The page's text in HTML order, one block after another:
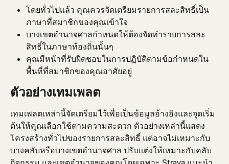
โดยทั่วไปแล้ว คุณควรจัดเตรียมรายการสละสิทธิ์เป็น
ภาษาที่สมาชิกของคุณเข้าใจ
บางเขตอำนาจศาลกำหนดให้ต้องจัดทำรายการสละ
สิทธิ์ในภาษาท้องถิ่นนั้นๆ
คุณมีหน้าที่รับผิดชอบในการปฏิบัติตามข้อกำหนดใน
พื้นที่ที่สมาชิกของคุณอาศัยอยู่
ตัวอย่างเทมเพลต
เทมเพลตเหล่านี้จัดเตรียมไว้เพื่อเป็นข้อมูลอ้างอิงและจุดเริ่ม
ต้นให้คุณเลือกใช้ตามความสะดวก ตัวอย่างเหล่านี้แสดง
โครงสร้างทั่วไปของรายการสละสิทธิ์ แต่อาจไม่เหมาะกับ
บางคลับหรือบางเขตอำนาจศาล ปรับแต่งให้เหมาะกับคลับ